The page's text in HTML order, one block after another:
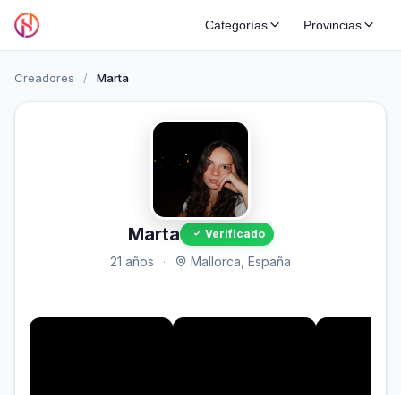
Categorías Provincias
Creadores / Marta
Marta Verificado
21 años · Mallorca, España